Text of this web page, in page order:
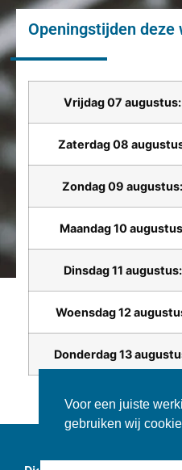
Openingstijden deze
Vrijdag 07 augustus:
Zaterdag 08
Zondag 09 augustus:
Maandag 10
Dinsdag 11 augustus:
Woensdag 12
Donderdag 13
Voor een juiste
gebruiken wij